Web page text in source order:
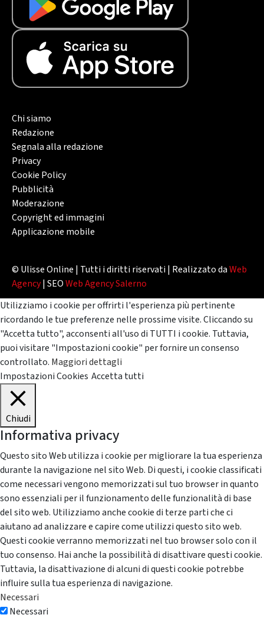
Chi siamo
Redazione
Segnala alla redazione
Privacy
Cookie Policy
Pubblicità
Moderazione
Copyright ed immagini
Applicazione mobile
© Ulisse Online | Tutti i diritti riservati | Realizzato daWeb
Agency| SEOWeb Agency Salerno
Utilizziamo i cookie per offrirti l'esperienza più pertinente
ricordando le tue preferenze nelle prossime visite. Cliccando su
"Accetta tutto", acconsenti all'uso di TUTTI i cookie. Tuttavia,
puoi visitare "Impostazioni cookie" per fornire un consenso
controllato. Maggiori dettagli
Impostazioni Cookies Accetta tutti
Chiudi
Informativa privacy
Questo sito Web utilizza i cookie per migliorare la tua esperienza
durante la navigazione nel sito Web. Di questi, i cookie classificati
come necessari vengono memorizzati sul tuo browser in quanto
sono essenziali per il funzionamento delle funzionalità di base
del sito web. Utilizziamo anche cookie di terze parti che ci
aiutano ad analizzare e capire come utilizzi questo sito web.
Questi cookie verranno memorizzati nel tuo browser solo con il
tuo consenso. Hai anche la possibilità di disattivare questi cookie.
Tuttavia, la disattivazione di alcuni di questi cookie potrebbe
influire sulla tua esperienza di navigazione.
Necessari
Necessari